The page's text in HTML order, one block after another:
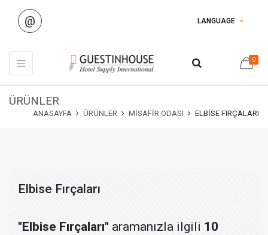
@ LANGUAGE
0
ÜRÜNLER
ANASAYFA ÜRÜNLER MISAFIR ODASI ELBISE FIRÇALARI
Elbise Fırçaları
"Elbise Fırçaları" aramanızla ilgili 10